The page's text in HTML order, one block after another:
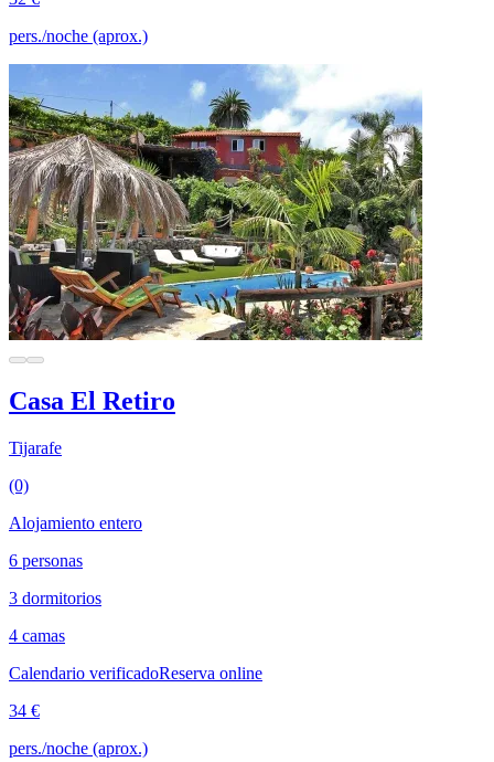
pers./noche (aprox.)
Casa El Retiro
Tijarafe
(0)
Alojamiento entero
6 personas
3 dormitorios
4 camas
Calendario verificadoReserva online
34 €
pers./noche (aprox.)